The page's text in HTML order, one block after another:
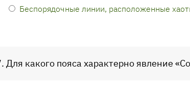
Беспорядочные линии, расположенные
Для какого пояса характерно явление